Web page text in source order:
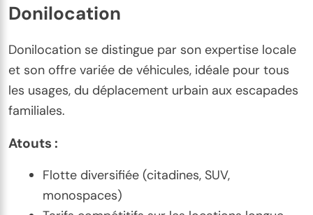
Donilocation
Donilocation se distingue par son expertise locale
et son offre variée de véhicules, idéale pour tous
les usages, du déplacement urbain aux escapades
familiales.
Atouts :
Flotte diversifiée (citadines, SUV,
monospaces)